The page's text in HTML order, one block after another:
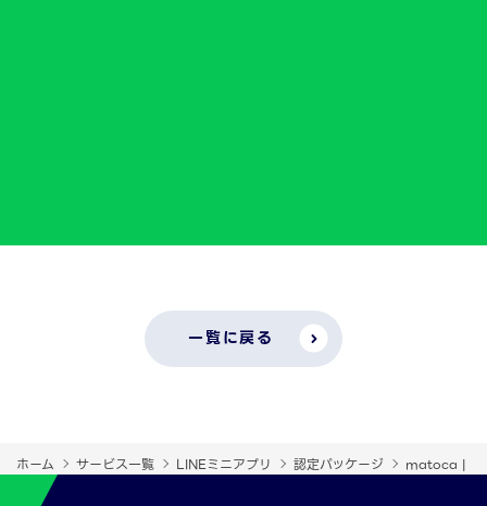
一覧に戻る
ホーム サービス一覧 LINEミニアプリ 認定パッケージ matoca | マ